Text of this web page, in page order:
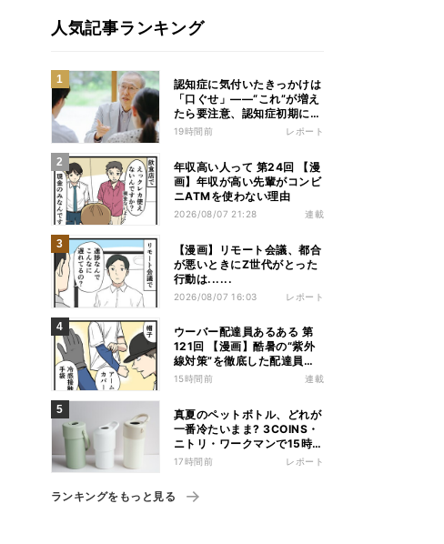
人気記事ランキング
認知症に気付いたきっかけは
「口ぐせ」――“これ”が増え
たら要注意、認知症初期に見
られる「会話の特徴」とは
19時間前 レポート
年収高い人って 第24回 【漫
画】年収が高い先輩がコンビ
ニATMを使わない理由
2026/08/07 21:28 連載
【漫画】リモート会議、都合
が悪いときにZ世代がとった
行動は......
2026/08/07 16:03 レポート
ウーバー配達員あるある 第
121回 【漫画】酷暑の“紫外
線対策”を徹底した配達員
が、数カ月後に絶句した理由
15時間前 連載
真夏のペットボトル、どれが
一番冷たいまま? 3COINS・
ニトリ・ワークマンで15時間
検証してみた
17時間前 レポート
ランキングをもっと見る